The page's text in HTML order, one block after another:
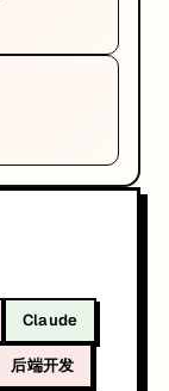
Claude
后端开发